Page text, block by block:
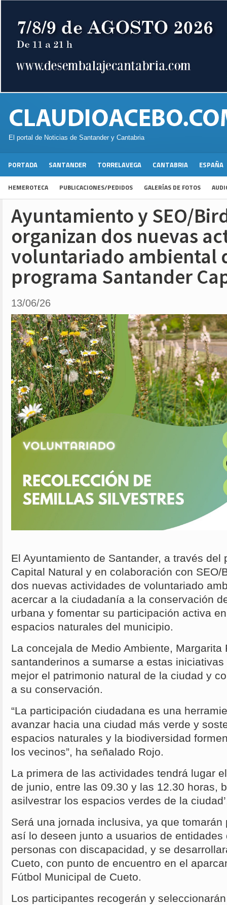
El portal de Noticias de Santander y Cantabria
PORTADA SANTANDER TORRELAVEGA CANTABRIA ESPAÑA
HEMEROTECA PUBLICACIONES/PEDIDOS GALERÍAS DE FOTOS
Ayuntamiento y SEO/
organizan dos nuevas
voluntariado ambiental
programa Santander
13/06/26
El Ayuntamiento de Santander, a través del
Capital Natural y en colaboración con SEO/
dos nuevas actividades de voluntariado
acercar a la ciudadanía a la conservación
urbana y fomentar su participación activa
espacios naturales del municipio.
La concejala de Medio Ambiente,
santanderinos a sumarse a estas
mejor el patrimonio natural de la ciudad y
a su conservación.
“La participación ciudadana es una
avanzar hacia una ciudad más verde y
espacios naturales y la biodiversidad
los vecinos”, ha señalado Rojo.
La primera de las actividades tendrá lugar
de junio, entre las 09.30 y las 12.30 horas,
asilvestrar los espacios verdes de la
Será una jornada inclusiva, ya que
así lo deseen junto a usuarios de entidades
personas con discapacidad, y se
Cueto, con punto de encuentro en el
Fútbol Municipal de Cueto.
Los participantes recogerán y